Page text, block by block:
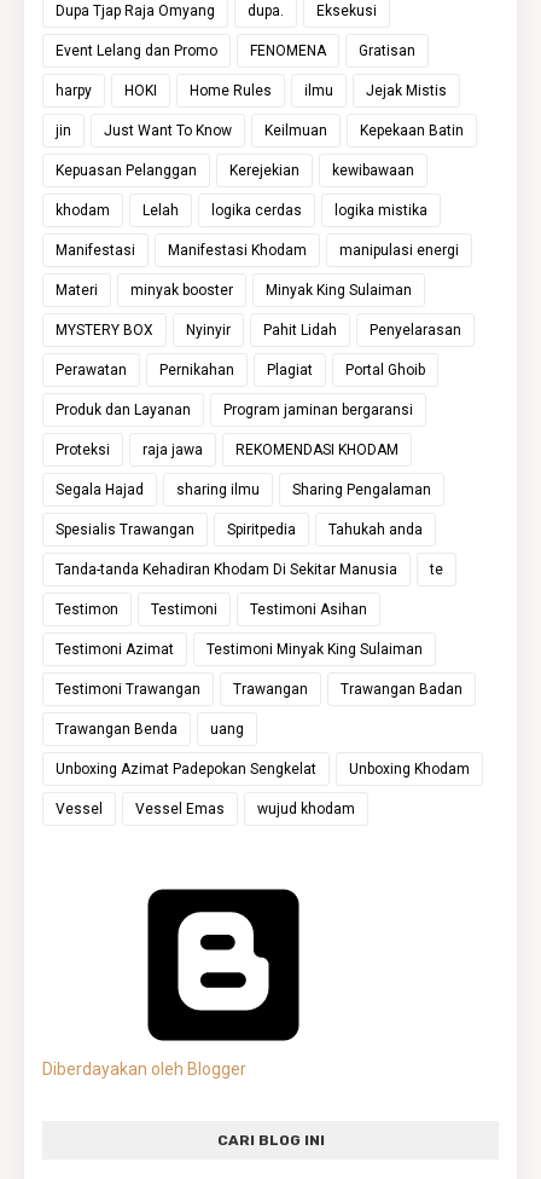
Dupa Tjap Raja Omyang dupa. Eksekusi
Event Lelang dan Promo FENOMENA Gratisan
harpy HOKI Home Rules ilmu Jejak Mistis
jin Just Want To Know Keilmuan Kepekaan Batin
Kepuasan Pelanggan Kerejekian kewibawaan
khodam Lelah logika cerdas logika mistika
Manifestasi Manifestasi Khodam manipulasi energi
Materi minyak booster Minyak King Sulaiman
MYSTERY BOX Nyinyir Pahit Lidah Penyelarasan
Perawatan Pernikahan Plagiat Portal Ghoib
Produk dan Layanan Program jaminan bergaransi
Proteksi raja jawa REKOMENDASI KHODAM
Segala Hajad sharing ilmu Sharing Pengalaman
Spesialis Trawangan Spiritpedia Tahukah anda
Tanda-tanda Kehadiran Khodam Di Sekitar Manusia te
Testimon Testimoni Testimoni Asihan
Testimoni Azimat Testimoni Minyak King Sulaiman
Testimoni Trawangan Trawangan Trawangan Badan
Trawangan Benda uang
Unboxing Azimat Padepokan Sengkelat Unboxing Khodam
Vessel Vessel Emas wujud khodam
Diberdayakan oleh Blogger
CARI BLOG INI